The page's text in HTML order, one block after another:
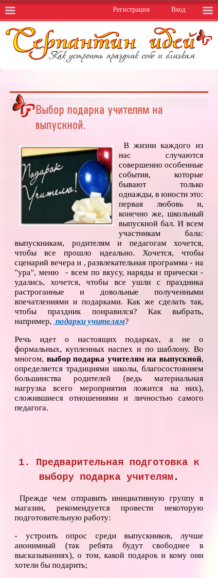
Вход
Регистрация
Выбор подарка учителям на
выпускной.
В жизни каждого из
нас случаются
совершенно особенные
события, которые
бывают только
однажды, в юности это:
первая любовь и,
конечно же, школьный
выпускной бал. И всем
участникам бала:
выпускникам, родителям и педагогам хочется,
чтобы все прошло идеально. Хочется, чтобы
сценарий вечера и , развлекательная программа - на
"ура", меню - всем по вкусу, наряды и прически -
удались, хочется, чтобы все ушли с праздника
растроганные и довольные полученными
впечатлениями и подарками. Как же сделать так,
чтобы праздник понравился? Как выбрать,
например, подарки учителям?
Речь идет о настоящих подарках, а не о
формальных, купленных наспех и по шаблону. Во
многом, выбор подарка учителям на выпускной,
определяется традициями школы, благосостоянием
большинства родителей (ведь материальная
нагрузка всего мероприятия ложится на них),
сложившиеся отношениями и личностью самого
педагога.
1. Предварительная подготовка к
выбору подарка учителям .
Прежде чем отправить инициативную группу в
магазин, рекомендуется провести некоторую
подготовительную работу:
- устроить опрос среди выпускников, лучше
анонимный (так ребята будут свободнее в
высказываниях), о том, какой подарок и кому они
хотели бы подарить;